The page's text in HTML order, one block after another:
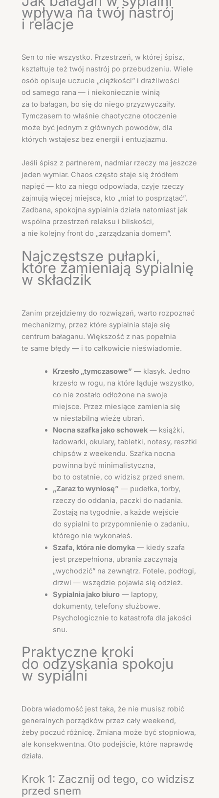
wpływa na twój nastrój
i relacje
Sen to nie wszystko. Przestrzeń, w której śpisz,
kształtuje też twój nastrój po przebudzeniu. Wiele
osób opisuje uczucie „ciężkości” i drażliwości
od samego rana — i niekoniecznie winią
za to bałagan, bo się do niego przyzwyczaiły.
Tymczasem to właśnie chaotyczne otoczenie
może być jednym z głównych powodów, dla
których wstajesz bez energii i entuzjazmu.
Jeśli śpisz z partnerem, nadmiar rzeczy ma jeszcze
jeden wymiar. Chaos często staje się źródłem
napięć — kto za niego odpowiada, czyje rzeczy
zajmują więcej miejsca, kto „miał to posprzątać”.
Zadbana, spokojna sypialnia działa natomiast jak
wspólna przestrzeń relaksu i bliskości,
a nie kolejny front do „zarządzania domem”.
Najczęstsze pułapki,
które zamieniają sypialnię
w składzik
Zanim przejdziemy do rozwiązań, warto rozpoznać
mechanizmy, przez które sypialnia staje się
centrum bałaganu. Większość z nas popełnia
te same błędy — i to całkowicie nieświadomie.
Krzesło „tymczasowe” — klasyk. Jedno
krzesło w rogu, na które ląduje wszystko,
co nie zostało odłożone na swoje
miejsce. Przez miesiące zamienia się
w niestabilną wieżę ubrań.
Nocna szafka jako schowek— książki,
ładowarki, okulary, tabletki, notesy, resztki
chipsów z weekendu. Szafka nocna
powinna być minimalistyczna,
bo to ostatnie, co widzisz przed snem.
„Zaraz to wyniosę” — pudełka, torby,
rzeczy do oddania, paczki do nadania.
Zostają na tygodnie, a każde wejście
do sypialni to przypomnienie o zadaniu,
którego nie wykonałeś.
Szafa, która nie domyka— kiedy szafa
jest przepełniona, ubrania zaczynają
„wychodzić” na zewnątrz. Fotele, podłogi,
drzwi — wszędzie pojawia się odzież.
Sypialnia jako biuro— laptopy,
dokumenty, telefony służbowe.
Psychologicznie to katastrofa dla jakości
snu.
Praktyczne kroki
do odzyskania spokoju
w sypialni
Dobra wiadomość jest taka, że nie musisz robić
generalnych porządków przez cały weekend,
żeby poczuć różnicę. Zmiana może być stopniowa,
ale konsekwentna. Oto podejście, które naprawdę
działa.
Krok 1: Zacznij od tego, co widzisz
przed snem